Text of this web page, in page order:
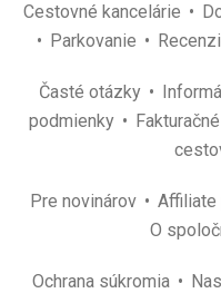
Cestovné kancelárie
Parkovanie
Časté otázky
podmienky
Pre novinárov Affiliate
O
Ochrana súkromia